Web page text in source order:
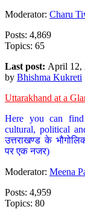
Moderator: Charu
Posts: 4,869
Topics: 65
Last post: April 12,
by Bhishma Kukreti
Uttarakhand at a
Here you can find
cultural, political
उत्तराखण्ड के
पर एक नजर)
Moderator: Meena
Posts: 4,959
Topics: 80